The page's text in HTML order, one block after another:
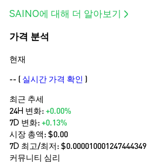
SAINO에 대해 더 알아보기
가격 분석
현재
-- ( 실시간 가격 확인 )
최근 추세
24H 변화:+0.00%
7D 변화:+0.13%
시장 총액:$0.00
7D 최고/최저: $0.000010001247444349
커뮤니티 심리